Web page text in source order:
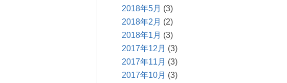
2018年5月 (3)
2018年2月 (2)
2018年1月 (3)
2017年12月 (3)
2017年11月 (3)
2017年10月 (3)